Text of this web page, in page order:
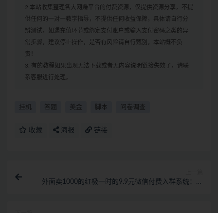
2.本站收集整理各大网赚平台的付费资源，仅提供资源分享，不提
供任何的一对一教学指导，不提供任何收益保障，具体请自行分
辨测试，如遇充值环节或绑定支付账户或输入支付密码之类的异
常步骤，建议停止操作，是否有风险请自行甄别，本站概不负
责！
3. 有的教程如果出现无法下载或者无内容说明链接失效了，请联
系客服进行处理。
挂机 答题 美金 脚本 问卷调查
收藏 海报 链接
外面卖1000的红极一时的9.9元微信付费入群系统：小